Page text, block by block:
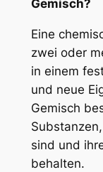
Gemisch?
Eine
zwei oder
in einem
und neue
Gemisch
sind und
behalten.